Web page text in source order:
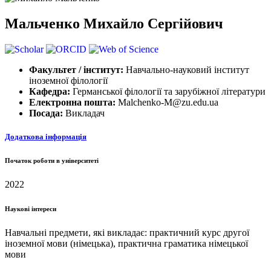
Мальченко Михайло Сергійович
Факультет / інститут: Навчально-науковий інститут
іноземної філології
Кафедра: Германської філології та зарубіжної літератури
Електронна пошта: Malchenko-M@zu.edu.ua
Посада: Викладач
Додаткова інформація
Початок роботи в університеті
2022
Наукові інтереси
Навчальні предмети, які викладає: практичний курс другої
іноземної мови (німецька), практична граматика німецької
мови